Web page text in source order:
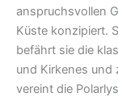
anspruchsvollen
Küste konzipiert.
befährt sie die
und Kirkenes
vereint die